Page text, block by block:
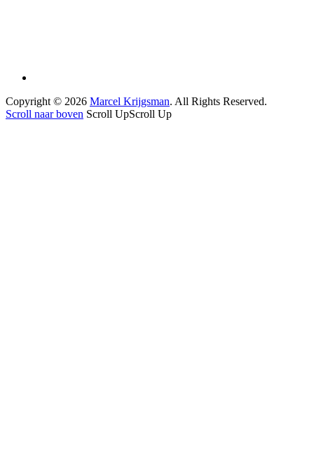
Copyright © 2026 Marcel Krijgsman. All Rights Reserved.
Scroll naar boven Scroll UpScroll Up